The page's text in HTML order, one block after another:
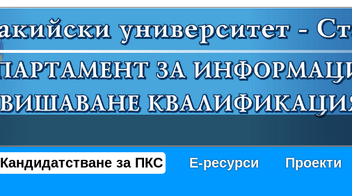
Кандидатстване за ПКС Е-ресурси Проекти